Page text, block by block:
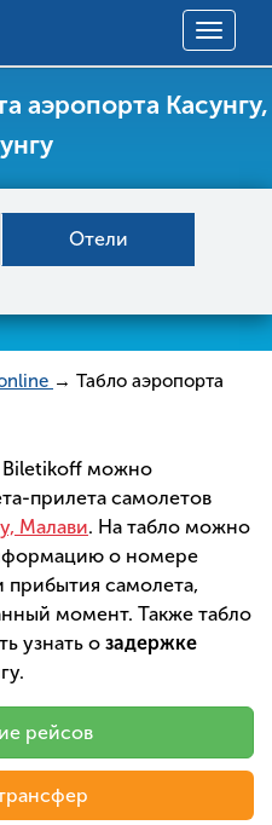
Toggle
аэропорта Касунгу,
Отели
→ Табло аэропорта
Biletikoff можно
прилета самолетов
Малави. На табло можно
о номере
прибытия самолета,
момент. Также табло
узнать о задержке
рейсов